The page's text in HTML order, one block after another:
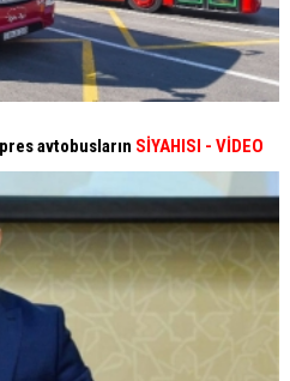
avtobusların SİYAHISI - VİDEO